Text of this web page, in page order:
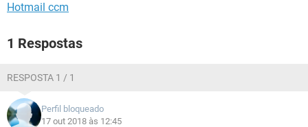
Hotmail ccm
1 Respostas
RESPOSTA 1 / 1
Perfil bloqueado
17 out 2018 às 12:45